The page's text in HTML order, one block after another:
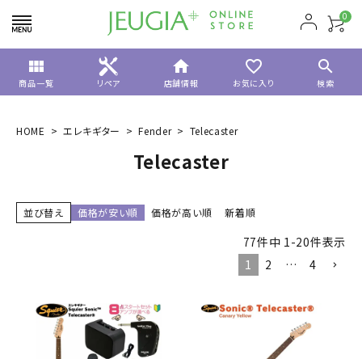
0
view_module
商品一覧 リペア
home
店舗情報
favorite_border
お気に入り
search
検索
HOME エレキギター Fender Telecaster
Telecaster
並び替え 価格が安い順 価格が高い順 新着順
77件中 1-20件表示
1
2 … 4